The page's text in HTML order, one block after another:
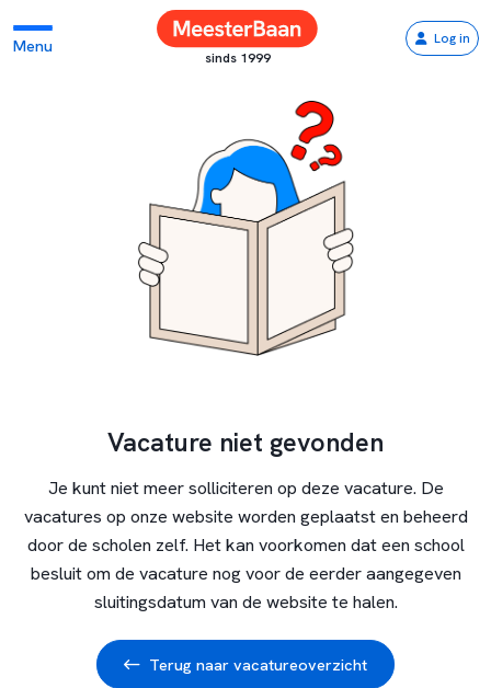
Menu
sinds 1999
Log in
Vacature niet gevonden
Je kunt niet meer solliciteren op deze vacature. De
vacatures op onze website worden geplaatst en beheerd
door de scholen zelf. Het kan voorkomen dat een school
besluit om de vacature nog voor de eerder aangegeven
sluitingsdatum van de website te halen.
Terug naar vacatureoverzicht